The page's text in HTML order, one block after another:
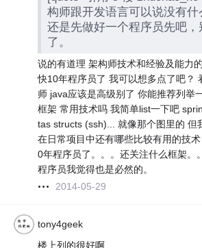
构师跟开发语言可以说没有什
还是先做好一个程序员先吧，
了。
说的有道理 架构师技术和经验及能力
快10年程序员了 我可以想多点了吧？
师 java应该是高级别了 你能推荐列举
框架 常用技术吗 我简单list一下吧
tas structs (ssh)... 就像那个图里的 但
在日常项目中还有哪些比较有用的技
0年程序员了。。。还关注什么框架。
程序员我觉得也是必然的。
2014-05-29
tony4geek
楼上列的很好啊